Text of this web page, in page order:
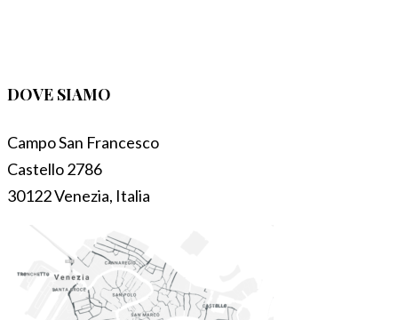
DOVE SIAMO
Campo San Francesco
Castello 2786
30122 Venezia, Italia